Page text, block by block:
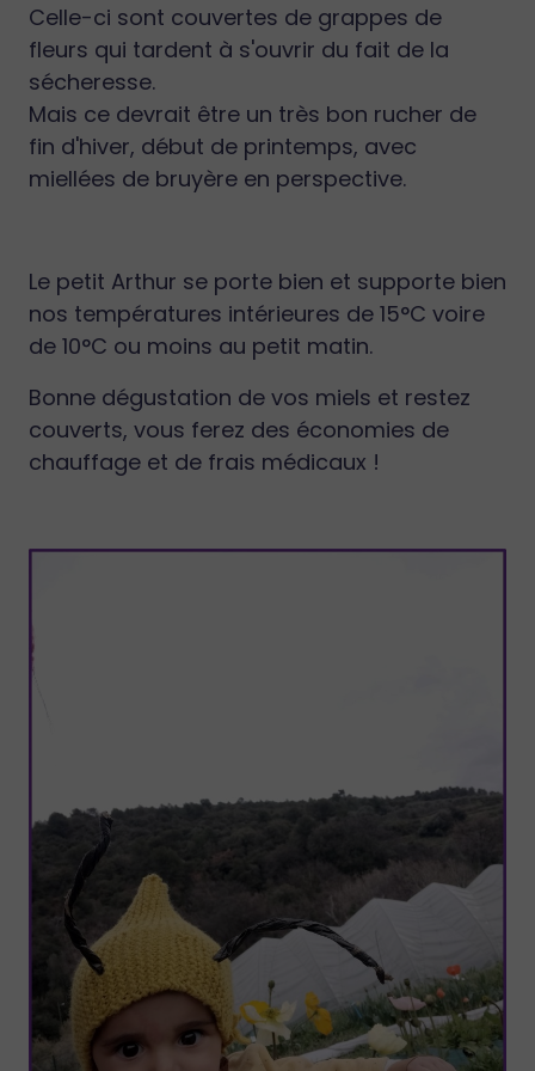
Celle-ci sont couvertes de grappes de
fleurs qui tardent à s'ouvrir du fait de la
sécheresse.
Mais ce devrait être un très bon rucher de
fin d'hiver, début de printemps, avec
miellées de bruyère en perspective.
Le petit Arthur se porte bien et supporte bien
nos températures intérieures de 15°C voire
de 10°C ou moins au petit matin.
Bonne dégustation de vos miels et restez
couverts, vous ferez des économies de
chauffage et de frais médicaux !